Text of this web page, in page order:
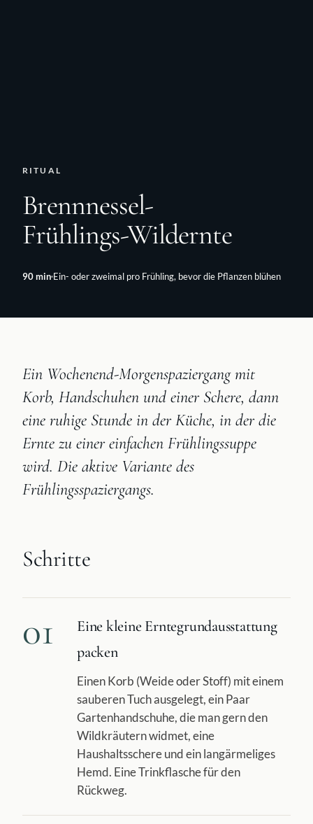
RITUAL
Brennnessel-
Frühlings-Wildernte
90min Ein- oder zweimal pro Frühling, bevor die Pflanzen blühen
Ein Wochenend-Morgenspaziergang mit
Korb, Handschuhen und einer Schere, dann
eine ruhige Stunde in der Küche, in der die
Ernte zu einer einfachen Frühlingssuppe
wird. Die aktive Variante des
Frühlingsspaziergangs.
Schritte
01
Eine kleine Erntegrundausstattung
packen
Einen Korb (Weide oder Stoff) mit einem
sauberen Tuch ausgelegt, ein Paar
Gartenhandschuhe, die man gern den
Wildkräutern widmet, eine
Haushaltsschere und ein langärmeliges
Hemd. Eine Trinkflasche für den
Rückweg.